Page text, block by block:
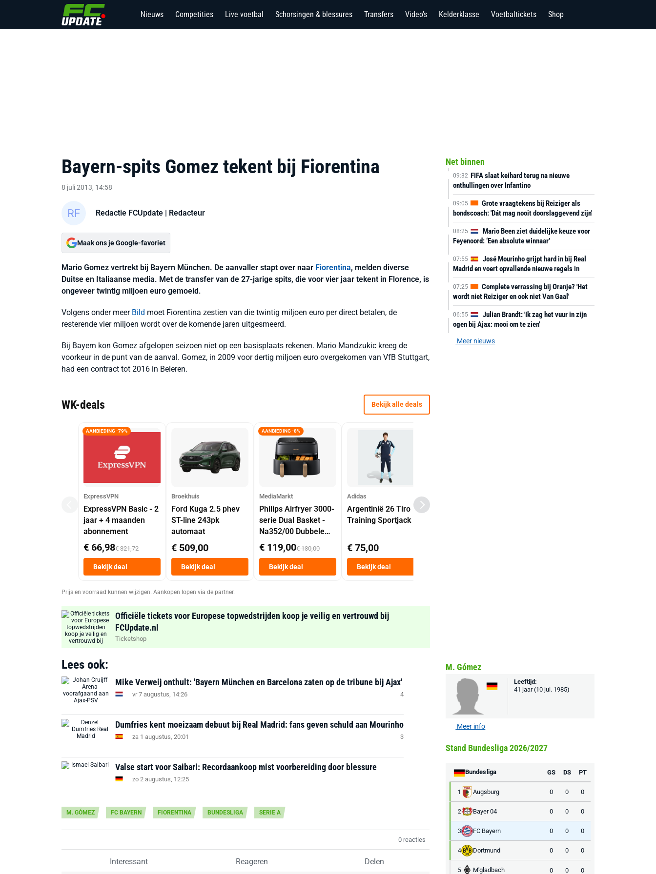
Nieuws Competities Live voetbal Schorsingen & blessures Transfers Video's Kelderklasse Voetbaltickets Shop
Bayern-spits Gomez tekent bij Fiorentina
8 juli 2013, 14:58
Redactie FCUpdate | Redacteur
Maak ons je Google-favoriet
Mario Gomez vertrekt bij Bayern München. De aanvaller stapt over naar Fiorentina, melden diverse
Duitse en Italiaanse media. Met de transfer van de 27-jarige spits, die voor vier jaar tekent in Florence, is
ongeveer twintig miljoen euro gemoeid.
Volgens onder meer Bild moet Fiorentina zestien van die twintig miljoen euro per direct betalen, de
resterende vier miljoen wordt over de komende jaren uitgesmeerd.
Bij Bayern kon Gomez afgelopen seizoen niet op een basisplaats rekenen. Mario Mandzukic kreeg de
voorkeur in de punt van de aanval. Gomez, in 2009 voor dertig miljoen euro overgekomen van VfB Stuttgart,
had een contract tot 2016 in Beieren.
WK-deals Bekijk alle deals
AANBIEDING -79%
ExpressVPN
ExpressVPN Basic - 2
jaar + 4 maanden
abonnement
€ 66,98€ 321,72
Bekijk deal
Broekhuis
Ford Kuga 2.5 phev
ST-line 243pk
automaat
€ 509,00
Bekijk deal
AANBIEDING -8%
MediaMarkt
Philips Airfryer 3000-
serie Dual Basket -
Na352/00 Dubbele
Mand 9 L Tot 6
Personen
Heteluchtfriteuse
Zwart
€ 119,00€ 130,00
Bekijk deal
Adidas
Argentinië 26 Tiro
Training Sportjack
€ 75,00
Bekijk deal
Prijs en voorraad kunnen wijzigen. Aankopen lopen via de partner.
Officiële tickets voor Europese topwedstrijden koop je veilig en vertrouwd bij
FCUpdate.nl
Ticketshop
Lees ook:
Mike Verweij onthult: 'Bayern München en Barcelona zaten op de tribune bij Ajax'
vr 7 augustus, 14:26 4
Dumfries kent moeizaam debuut bij Real Madrid: fans geven schuld aan Mourinho
za 1 augustus, 20:01 3
Valse start voor Saibari: Recordaankoop mist voorbereiding door blessure
zo 2 augustus, 12:25
M. GÓMEZ FC BAYERN FIORENTINA BUNDESLIGA SERIE A
0 reacties
Interessant Reageren Delen
Net binnen
09:32 FIFA slaat keihard terug na nieuwe
onthullingen over Infantino
09:05
Grote vraagtekens bij Reiziger als
bondscoach: 'Dát mag nooit doorslaggevend zijn'
08:25
Mario Been ziet duidelijke keuze voor
Feyenoord: ‘Een absolute winnaar’
07:55
José Mourinho grijpt hard in bij Real
Madrid en voert opvallende nieuwe regels in
07:25
Complete verrassing bij Oranje? 'Het
wordt niet Reiziger en ook niet Van Gaal'
06:55
Julian Brandt: 'Ik zag het vuur in zijn
ogen bij Ajax: mooi om te zien'
Meer nieuws
M. Gómez
Leeftijd:
41 jaar (10 jul. 1985)
Meer info
Stand Bundesliga 2026/2027
Bundesliga GS DS PT
1 Augsburg 0 0 0
2 Bayer 04 0 0 0
3 FC Bayern 0 0 0
4 Dortmund 0 0 0
5 M'gladbach 0 0 0